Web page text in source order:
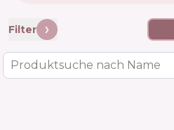
Filter
Produktsuche nach Name